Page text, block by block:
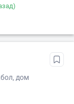
дом